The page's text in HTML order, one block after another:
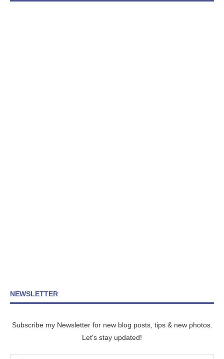
NEWSLETTER
Subscribe my Newsletter for new blog posts, tips & new photos.
Let's stay updated!